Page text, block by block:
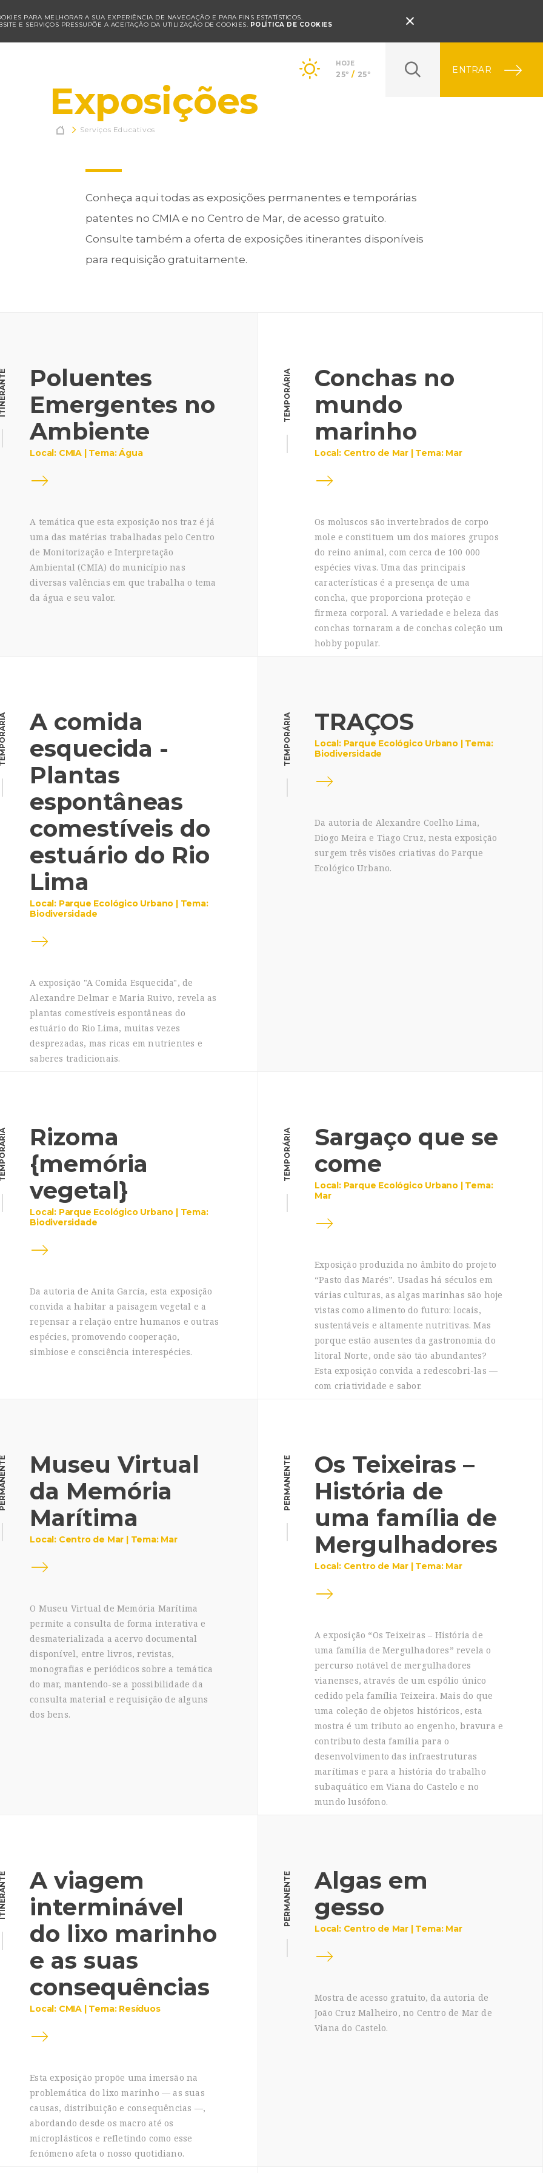
PARA MELHORAR A SUA EXPERIÊNCIA DE NAVEGAÇÃO E PARA FINS ESTATÍSTICOS.
E SERVIÇOS PRESSUPÕE A ACEITAÇÃO DA UTILIZAÇÃO DE COOKIES. POLÍTICA DE COOKIES 
HOJE
25º/ 25º
Pressione Enter
ENTRAR
Exposições
 Serviços Educativos
Conheça aqui todas as exposições permanentes e temporárias
patentes no CMIA e no Centro de Mar, de acesso gratuito.
Consulte também a oferta de exposições itinerantes disponíveis
para requisição gratuitamente.
Poluentes
Emergentes no
Ambiente
Local: CMIA | Tema: Água
A temática que esta exposição nos traz é já
uma das matérias trabalhadas pelo Centro
de Monitorização e Interpretação
Ambiental (CMIA) do município nas
diversas valências em que trabalha o tema
da água e seu valor.
TEMPORÁRIA
Conchas no
mundo
marinho
Local: Centro de Mar | Tema: Mar
Os moluscos são invertebrados de corpo
mole e constituem um dos maiores grupos
do reino animal, com cerca de 100 000
espécies vivas. Uma das principais
características é a presença de uma
concha, que proporciona proteção e
firmeza corporal. A variedade e beleza das
conchas tornaram a de conchas coleção um
hobby popular.
A comida
esquecida -
Plantas
espontâneas
comestíveis do
estuário do Rio
Lima
Local: Parque Ecológico Urbano | Tema:
Biodiversidade
A exposição "A Comida Esquecida", de
Alexandre Delmar e Maria Ruivo, revela as
plantas comestíveis espontâneas do
estuário do Rio Lima, muitas vezes
desprezadas, mas ricas em nutrientes e
saberes tradicionais.
TEMPORÁRIA TRAÇOS
Local: Parque Ecológico Urbano | Tema:
Biodiversidade
Da autoria de Alexandre Coelho Lima,
Diogo Meira e Tiago Cruz, nesta exposição
surgem três visões criativas do Parque
Ecológico Urbano.
Rizoma
{memória
vegetal}
Local: Parque Ecológico Urbano | Tema:
Biodiversidade
Da autoria de Anita García, esta exposição
convida a habitar a paisagem vegetal e a
repensar a relação entre humanos e outras
espécies, promovendo cooperação,
simbiose e consciência interespécies.
TEMPORÁRIA
Sargaço que se
come
Local: Parque Ecológico Urbano | Tema:
Mar
Exposição produzida no âmbito do projeto
“Pasto das Marés”. Usadas há séculos em
várias culturas, as algas marinhas são hoje
vistas como alimento do futuro: locais,
sustentáveis e altamente nutritivas. Mas
porque estão ausentes da gastronomia do
litoral Norte, onde são tão abundantes?
Esta exposição convida a redescobri-las —
com criatividade e sabor.
Museu Virtual
da Memória
Marítima
Local: Centro de Mar | Tema: Mar
O Museu Virtual de Memória Marítima
permite a consulta de forma interativa e
desmaterializada a acervo documental
disponível, entre livros, revistas,
monografias e periódicos sobre a temática
do mar, mantendo-se a possibilidade da
consulta material e requisição de alguns
dos bens.
PERMANENTE
Os Teixeiras –
História de
uma família de
Mergulhadores
Local: Centro de Mar | Tema: Mar
A exposição “Os Teixeiras – História de
uma família de Mergulhadores” revela o
percurso notável de mergulhadores
vianenses, através de um espólio único
cedido pela família Teixeira. Mais do que
uma coleção de objetos históricos, esta
mostra é um tributo ao engenho, bravura e
contributo desta família para o
desenvolvimento das infraestruturas
marítimas e para a história do trabalho
subaquático em Viana do Castelo e no
mundo lusófono.
A viagem
interminável
do lixo marinho
e as suas
consequências
Local: CMIA | Tema: Resíduos
Esta exposição propõe uma imersão na
problemática do lixo marinho — as suas
causas, distribuição e consequências —,
abordando desde os macro até os
microplásticos e refletindo como esse
fenómeno afeta o nosso quotidiano.
PERMANENTE
Algas em
gesso
Local: Centro de Mar | Tema: Mar
Mostra de acesso gratuito, da autoria de
João Cruz Malheiro, no Centro de Mar de
Viana do Castelo.